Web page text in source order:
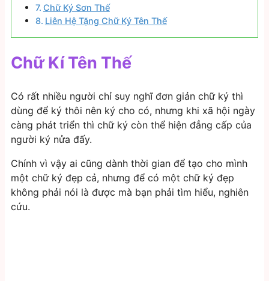
Chữ Ký Sơn Thế
Liên Hệ Tặng Chữ Ký Tên Thế
Chữ Kí Tên Thế
Có rất nhiều người chỉ suy nghĩ đơn giản chữ ký thì
dùng để ký thôi nên ký cho có, nhưng khi xã hội ngày
càng phát triển thì chữ ký còn thể hiện đẳng cấp của
người ký nửa đấy.
Chính vì vậy ai cũng dành thời gian để tạo cho mình
một chữ ký đẹp cả, nhưng để có một chữ ký đẹp
không phải nói là được mà bạn phải tìm hiểu, nghiên
cứu.